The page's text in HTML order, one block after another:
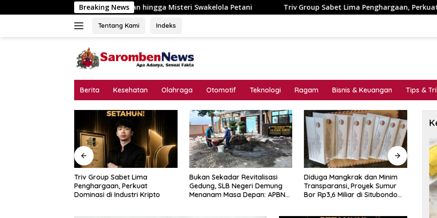
ke
Breaking News
Kepentingan hingga Misteri Swakelola Petani Triv Group Sabet Lima Penghargaan, Perkuat Dominasi di Industri
Tentang Kami Indeks
Berita Kesehatan Olahraga Otomotif Teknologi Ragam Bisnis & Keuangan Tips &
Triv Group Sabet Lima
Penghargaan, Perkuat
Dominasi di Industri Kripto
Bukan Sekadar Revitalisasi
Gedung, SLB Negeri Demung
Menanam Masa Depan: APBN
Diduga Mangkrak dan Minim
Transparansi, Proyek Sumur
Bor Rp3,6 Miliar di Situbondo